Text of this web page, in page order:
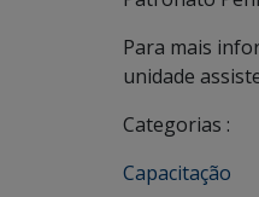
Para mais
unidade
Categorias :
Capacitação